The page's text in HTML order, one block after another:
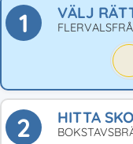
1 VÄLJ
2 HITTA